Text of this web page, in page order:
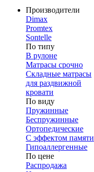
Производители
Dimax
Promtex
Sontelle
По типу
В рулоне
Матрасы срочно
Складные матрасы
для раздвижной
кровати
По виду
Пружинные
Беспружинные
Ортопедические
С эффектом памяти
Гипоаллергенные
По цене
Распродажа